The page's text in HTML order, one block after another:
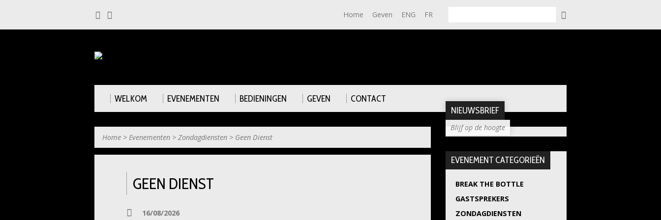
Home Geven ENG FR
WELKOM EVENEMENTEN BEDIENINGEN GEVEN CONTACT
Home > Evenementen > Zondagdiensten > Geen Dienst
GEEN DIENST
16/08/2026
NIEUWSBRIEF
Blijf op de hoogte
EVENEMENT CATEGORIEËN
BREAK THE BOTTLE
GASTSPREKERS
ZONDAGDIENSTEN